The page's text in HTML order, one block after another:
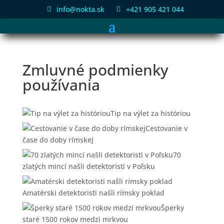
 info@nokta.sk  +421 905 421 044
Zmluvné podmienky
používania
Tip na výlet za históriou
Cestovanie v
čase do doby rímskej
70
zlatých mincí našli detektoristi v Poľsku
Amatérski detektoristi našli rímsky poklad
Šperky
staré 1500 rokov medzi mrkvou